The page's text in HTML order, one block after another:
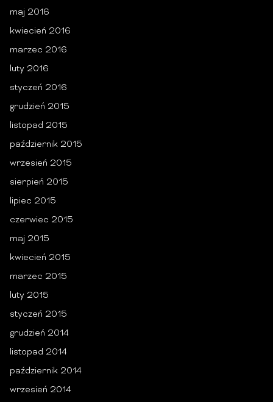
maj 2016
kwiecień 2016
marzec 2016
luty 2016
styczeń 2016
grudzień 2015
listopad 2015
październik 2015
wrzesień 2015
sierpień 2015
lipiec 2015
czerwiec 2015
maj 2015
kwiecień 2015
marzec 2015
luty 2015
styczeń 2015
grudzień 2014
listopad 2014
październik 2014
wrzesień 2014